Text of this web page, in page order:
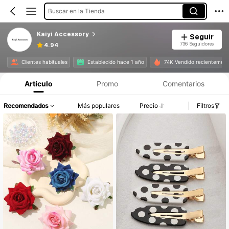
Buscar en la Tienda
Kaiyi Accessory
4.94
Seguir
736 Seguidores
Clientes habituales Establecido hace 1 año 74K Vendido
Artículo Promo Comentarios
Recomendados Más populares Precio Filtros